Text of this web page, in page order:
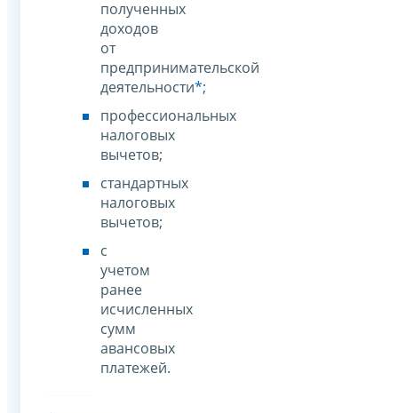
полученных
доходов
от
предпринимательской
деятельности*;
профессиональных
налоговых
вычетов;
стандартных
налоговых
вычетов;
с
учетом
ранее
исчисленных
сумм
авансовых
платежей.